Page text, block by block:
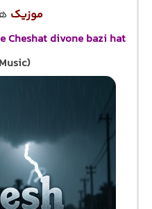
موزیک
Cheshat divone bazi hat